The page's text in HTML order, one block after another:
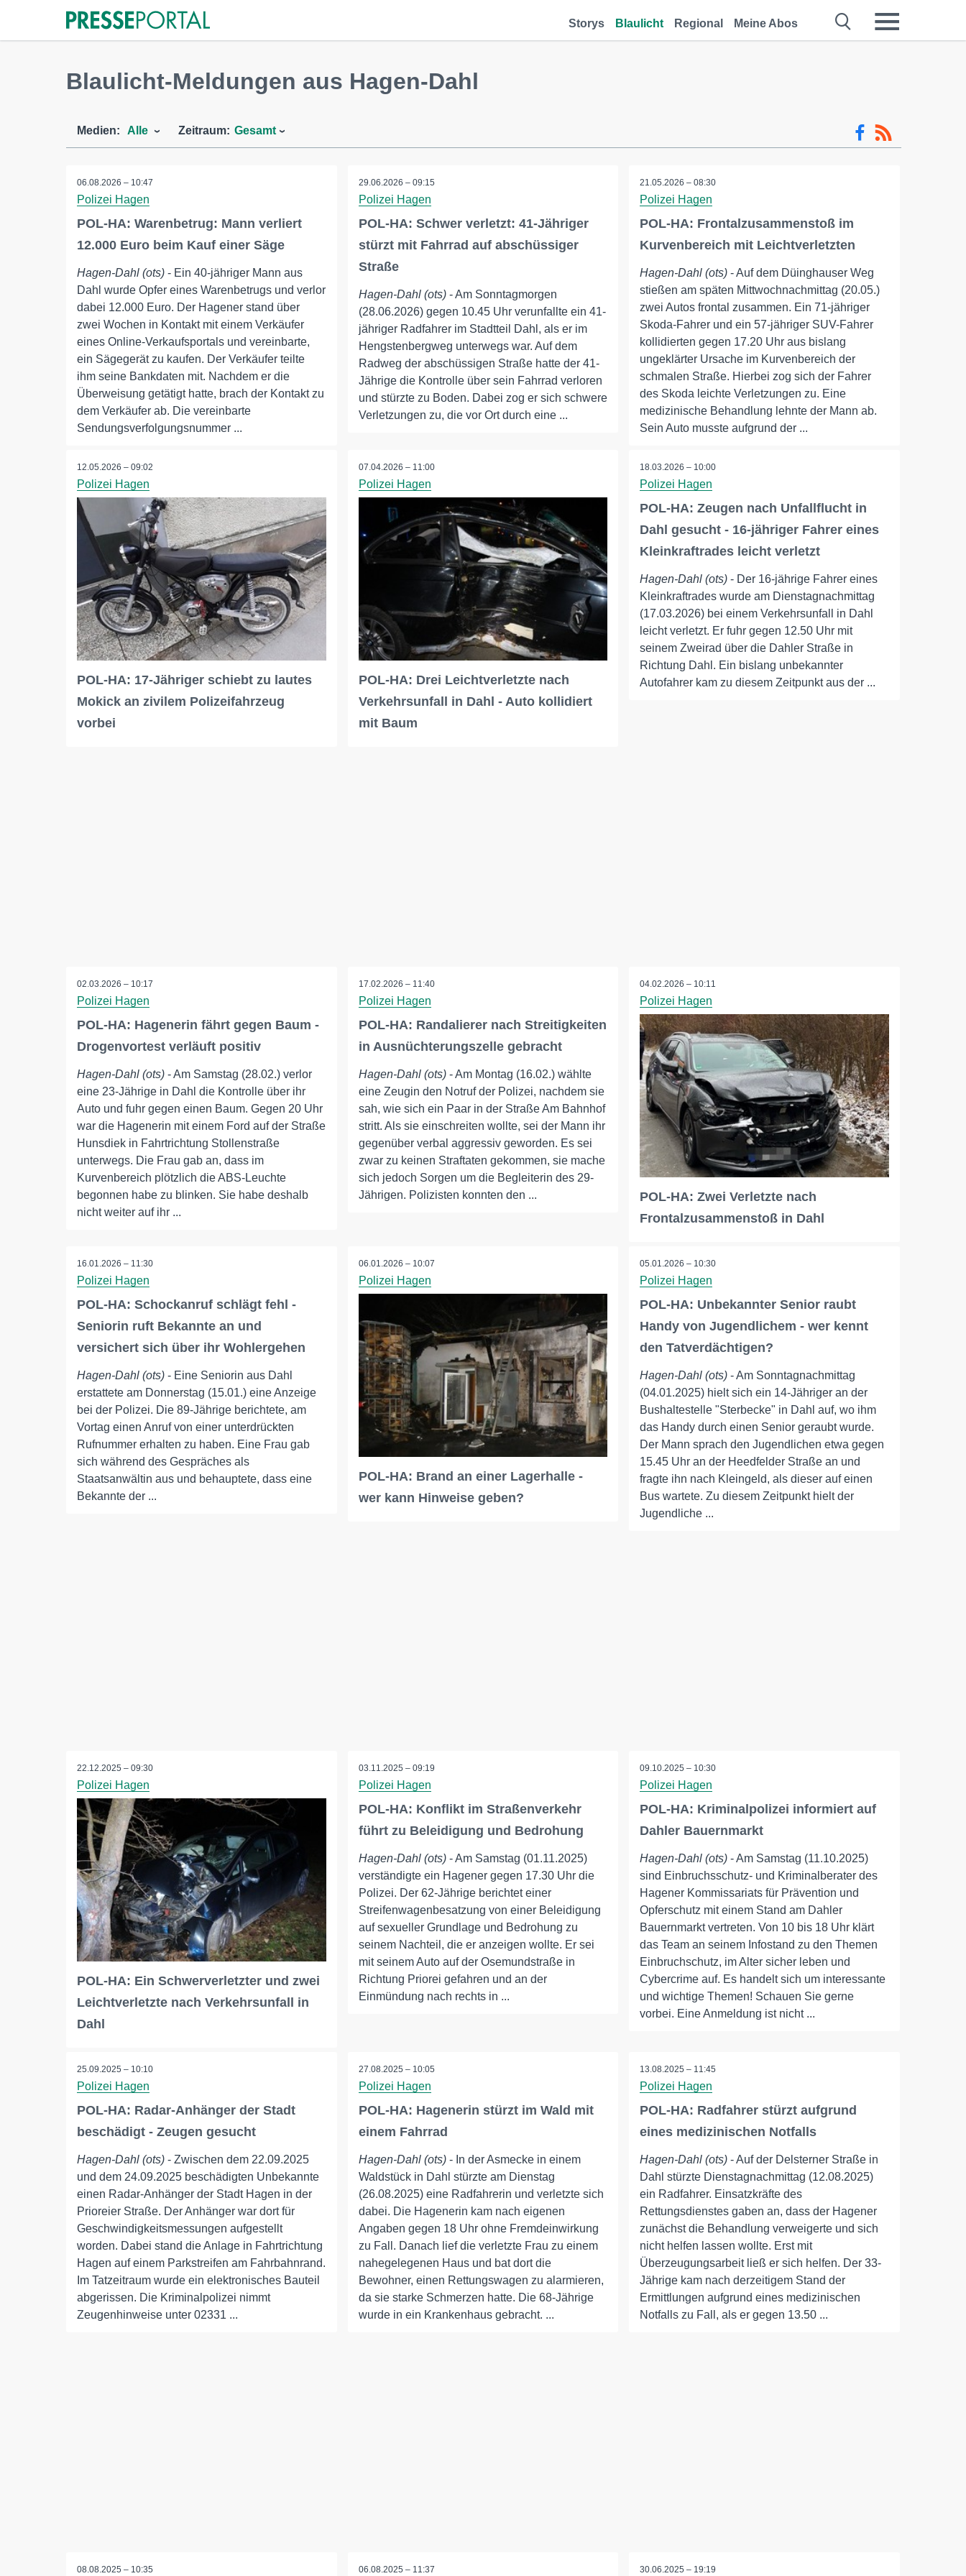
Storys Blaulicht Regional Meine Abos
Blaulicht-Meldungen aus Hagen-Dahl
Medien: Alle Zeitraum: Gesamt
06.08.2026 – 10:47
Polizei Hagen
POL-HA: Warenbetrug: Mann verliert
12.000 Euro beim Kauf einer Säge
Hagen-Dahl (ots) - Ein 40-jähriger Mann aus
Dahl wurde Opfer eines Warenbetrugs und verlor
dabei 12.000 Euro. Der Hagener stand über
zwei Wochen in Kontakt mit einem Verkäufer
eines Online-Verkaufsportals und vereinbarte,
ein Sägegerät zu kaufen. Der Verkäufer teilte
ihm seine Bankdaten mit. Nachdem er die
Überweisung getätigt hatte, brach der Kontakt zu
dem Verkäufer ab. Die vereinbarte
Sendungsverfolgungsnummer ...
29.06.2026 – 09:15
Polizei Hagen
POL-HA: Schwer verletzt: 41-Jähriger
stürzt mit Fahrrad auf abschüssiger
Straße
Hagen-Dahl (ots)- Am Sonntagmorgen
(28.06.2026) gegen 10.45 Uhr verunfallte ein 41-
jähriger Radfahrer im Stadtteil Dahl, als er im
Hengstenbergweg unterwegs war. Auf dem
Radweg der abschüssigen Straße hatte der 41-
Jährige die Kontrolle über sein Fahrrad verloren
und stürzte zu Boden. Dabei zog er sich schwere
Verletzungen zu, die vor Ort durch eine ...
21.05.2026 – 08:30
Polizei Hagen
POL-HA: Frontalzusammenstoß im
Kurvenbereich mit Leichtverletzten
Hagen-Dahl (ots) - Auf dem Düinghauser Weg
stießen am späten Mittwochnachmittag (20.05.)
zwei Autos frontal zusammen. Ein 71-jähriger
Skoda-Fahrer und ein 57-jähriger SUV-Fahrer
kollidierten gegen 17.20 Uhr aus bislang
ungeklärter Ursache im Kurvenbereich der
schmalen Straße. Hierbei zog sich der Fahrer
des Skoda leichte Verletzungen zu. Eine
medizinische Behandlung lehnte der Mann ab.
Sein Auto musste aufgrund der ...
12.05.2026 – 09:02
Polizei Hagen
POL-HA: 17-Jähriger schiebt zu lautes
Mokick an zivilem Polizeifahrzeug
vorbei
07.04.2026 – 11:00
Polizei Hagen
POL-HA: Drei Leichtverletzte nach
Verkehrsunfall in Dahl - Auto kollidiert
mit Baum
18.03.2026 – 10:00
Polizei Hagen
POL-HA: Zeugen nach Unfallflucht in
Dahl gesucht - 16-jähriger Fahrer eines
Kleinkraftrades leicht verletzt
Hagen-Dahl (ots) - Der 16-jährige Fahrer eines
Kleinkraftrades wurde am Dienstagnachmittag
(17.03.2026) bei einem Verkehrsunfall in Dahl
leicht verletzt. Er fuhr gegen 12.50 Uhr mit
seinem Zweirad über die Dahler Straße in
Richtung Dahl. Ein bislang unbekannter
Autofahrer kam zu diesem Zeitpunkt aus der ...
02.03.2026 – 10:17
Polizei Hagen
POL-HA: Hagenerin fährt gegen Baum -
Drogenvortest verläuft positiv
Hagen-Dahl (ots) - Am Samstag (28.02.) verlor
eine 23-Jährige in Dahl die Kontrolle über ihr
Auto und fuhr gegen einen Baum. Gegen 20 Uhr
war die Hagenerin mit einem Ford auf der Straße
Hunsdiek in Fahrtrichtung Stollenstraße
unterwegs. Die Frau gab an, dass im
Kurvenbereich plötzlich die ABS-Leuchte
begonnen habe zu blinken. Sie habe deshalb
nicht weiter auf ihr ...
17.02.2026 – 11:40
Polizei Hagen
POL-HA: Randalierer nach Streitigkeiten
in Ausnüchterungszelle gebracht
Hagen-Dahl (ots)- Am Montag (16.02.) wählte
eine Zeugin den Notruf der Polizei, nachdem sie
sah, wie sich ein Paar in der Straße Am Bahnhof
stritt. Als sie einschreiten wollte, sei der Mann ihr
gegenüber verbal aggressiv geworden. Es sei
zwar zu keinen Straftaten gekommen, sie mache
sich jedoch Sorgen um die Begleiterin des 29-
Jährigen. Polizisten konnten den ...
04.02.2026 – 10:11
Polizei Hagen
POL-HA: Zwei Verletzte nach
Frontalzusammenstoß in Dahl
16.01.2026 – 11:30
Polizei Hagen
POL-HA: Schockanruf schlägt fehl -
Seniorin ruft Bekannte an und
versichert sich über ihr Wohlergehen
Hagen-Dahl (ots) - Eine Seniorin aus Dahl
erstattete am Donnerstag (15.01.) eine Anzeige
bei der Polizei. Die 89-Jährige berichtete, am
Vortag einen Anruf von einer unterdrückten
Rufnummer erhalten zu haben. Eine Frau gab
sich während des Gespräches als
Staatsanwältin aus und behauptete, dass eine
Bekannte der ...
06.01.2026 – 10:07
Polizei Hagen
POL-HA: Brand an einer Lagerhalle -
wer kann Hinweise geben?
05.01.2026 – 10:30
Polizei Hagen
POL-HA: Unbekannter Senior raubt
Handy von Jugendlichem - wer kennt
den Tatverdächtigen?
Hagen-Dahl (ots) - Am Sonntagnachmittag
(04.01.2025) hielt sich ein 14-Jähriger an der
Bushaltestelle "Sterbecke" in Dahl auf, wo ihm
das Handy durch einen Senior geraubt wurde.
Der Mann sprach den Jugendlichen etwa gegen
15.45 Uhr an der Heedfelder Straße an und
fragte ihn nach Kleingeld, als dieser auf einen
Bus wartete. Zu diesem Zeitpunkt hielt der
Jugendliche ...
22.12.2025 – 09:30
Polizei Hagen
POL-HA: Ein Schwerverletzter und zwei
Leichtverletzte nach Verkehrsunfall in
Dahl
03.11.2025 – 09:19
Polizei Hagen
POL-HA: Konflikt im Straßenverkehr
führt zu Beleidigung und Bedrohung
Hagen-Dahl (ots)- Am Samstag (01.11.2025)
verständigte ein Hagener gegen 17.30 Uhr die
Polizei. Der 62-Jährige berichtet einer
Streifenwagenbesatzung von einer Beleidigung
auf sexueller Grundlage und Bedrohung zu
seinem Nachteil, die er anzeigen wollte. Er sei
mit seinem Auto auf der Osemundstraße in
Richtung Priorei gefahren und an der
Einmündung nach rechts in ...
09.10.2025 – 10:30
Polizei Hagen
POL-HA: Kriminalpolizei informiert auf
Dahler Bauernmarkt
Hagen-Dahl (ots) - Am Samstag (11.10.2025)
sind Einbruchsschutz- und Kriminalberater des
Hagener Kommissariats für Prävention und
Opferschutz mit einem Stand am Dahler
Bauernmarkt vertreten. Von 10 bis 18 Uhr klärt
das Team an seinem Infostand zu den Themen
Einbruchschutz, im Alter sicher leben und
Cybercrime auf. Es handelt sich um interessante
und wichtige Themen! Schauen Sie gerne
vorbei. Eine Anmeldung ist nicht ...
25.09.2025 – 10:10
Polizei Hagen
POL-HA: Radar-Anhänger der Stadt
beschädigt - Zeugen gesucht
Hagen-Dahl (ots) - Zwischen dem 22.09.2025
und dem 24.09.2025 beschädigten Unbekannte
einen Radar-Anhänger der Stadt Hagen in der
Prioreier Straße. Der Anhänger war dort für
Geschwindigkeitsmessungen aufgestellt
worden. Dabei stand die Anlage in Fahrtrichtung
Hagen auf einem Parkstreifen am Fahrbahnrand.
Im Tatzeitraum wurde ein elektronisches Bauteil
abgerissen. Die Kriminalpolizei nimmt
Zeugenhinweise unter 02331 ...
27.08.2025 – 10:05
Polizei Hagen
POL-HA: Hagenerin stürzt im Wald mit
einem Fahrrad
Hagen-Dahl (ots)- In der Asmecke in einem
Waldstück in Dahl stürzte am Dienstag
(26.08.2025) eine Radfahrerin und verletzte sich
dabei. Die Hagenerin kam nach eigenen
Angaben gegen 18 Uhr ohne Fremdeinwirkung
zu Fall. Danach lief die verletzte Frau zu einem
nahegelegenen Haus und bat dort die
Bewohner, einen Rettungswagen zu alarmieren,
da sie starke Schmerzen hatte. Die 68-Jährige
wurde in ein Krankenhaus gebracht. ...
13.08.2025 – 11:45
Polizei Hagen
POL-HA: Radfahrer stürzt aufgrund
eines medizinischen Notfalls
Hagen-Dahl (ots) - Auf der Delsterner Straße in
Dahl stürzte Dienstagnachmittag (12.08.2025)
ein Radfahrer. Einsatzkräfte des
Rettungsdienstes gaben an, dass der Hagener
zunächst die Behandlung verweigerte und sich
nicht helfen lassen wollte. Erst mit
Überzeugungsarbeit ließ er sich helfen. Der 33-
Jährige kam nach derzeitigem Stand der
Ermittlungen aufgrund eines medizinischen
Notfalls zu Fall, als er gegen 13.50 ...
08.08.2025 – 10:35 06.08.2025 – 11:37 30.06.2025 – 19:19